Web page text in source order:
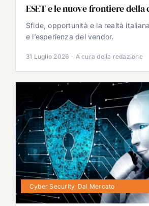
ESET e le nuove frontiere
Sfide, opportunità e la realtà
e l’esperienza del vendor.
31 Luglio 2026 · A cura della redazione
Cyber Security, Dal Mercato